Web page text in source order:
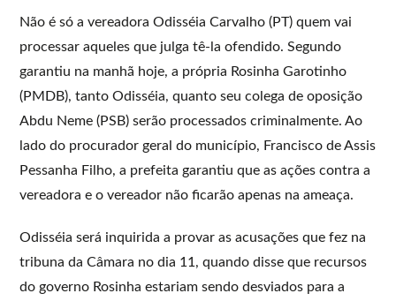
Não é só a vereadora Odisséia Carvalho (PT) quem vai
processar aqueles que julga tê-la ofendido. Segundo
garantiu na manhã hoje, a própria Rosinha Garotinho
(PMDB), tanto Odisséia, quanto seu colega de oposição
Abdu Neme (PSB) serão processados criminalmente. Ao
lado do procurador geral do município, Francisco de Assis
Pessanha Filho, a prefeita garantiu que as ações contra a
vereadora e o vereador não ficarão apenas na ameaça.
Odisséia será inquirida a provar as acusações que fez na
tribuna da Câmara no dia 11, quando disse que recursos
do governo Rosinha estariam sendo desviados para a